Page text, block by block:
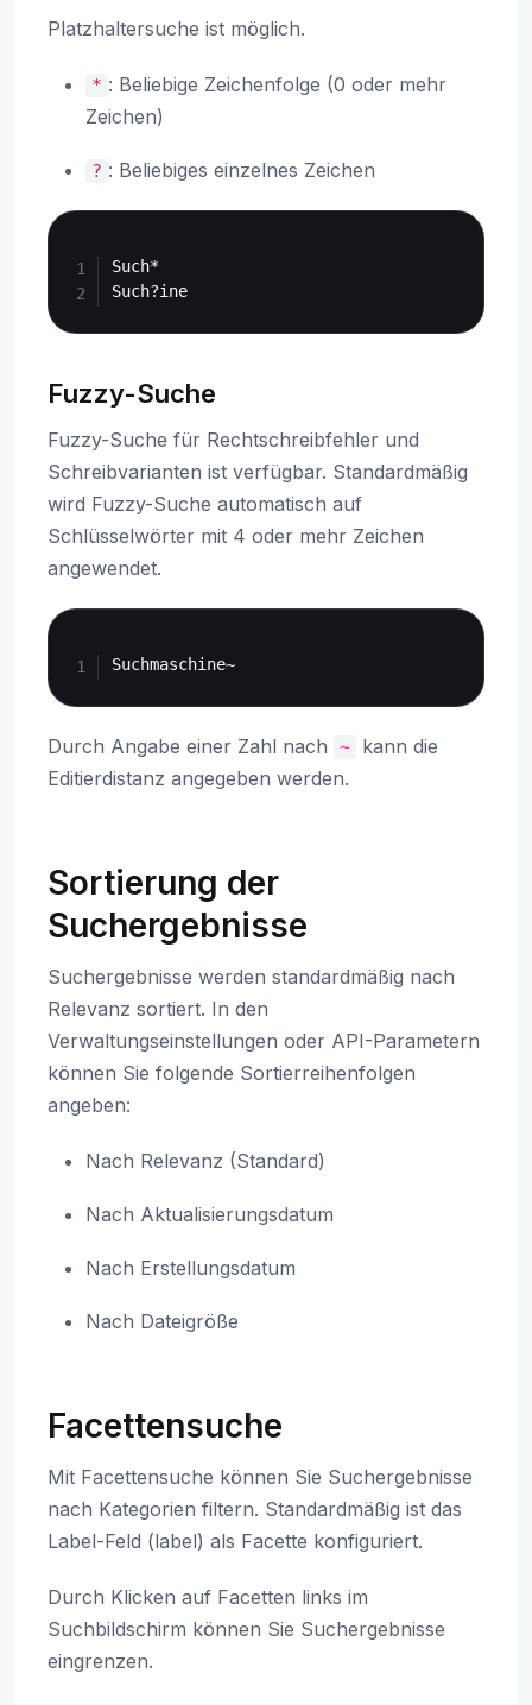
Platzhaltersuche ist möglich.
* : Beliebige Zeichenfolge (0 oder mehr
Zeichen)
? : Beliebiges einzelnes Zeichen
Such*
Fuzzy-Suche
Fuzzy-Suche für Rechtschreibfehler und
Schreibvarianten ist verfügbar. Standardmäßig
wird Fuzzy-Suche automatisch auf
Schlüsselwörter mit 4 oder mehr Zeichen
angewendet.
Durch Angabe einer Zahl nach ~
kann die
Editierdistanz angegeben werden.
Sortierung der
Suchergebnisse
Suchergebnisse werden standardmäßig nach
Relevanz sortiert. In den
Verwaltungseinstellungen oder API-Parametern
können Sie folgende Sortierreihenfolgen
angeben:
Nach Relevanz (Standard)
Nach Aktualisierungsdatum
Nach Erstellungsdatum
Nach Dateigröße
Facettensuche
Mit Facettensuche können Sie Suchergebnisse
nach Kategorien filtern. Standardmäßig ist das
Label-Feld (label) als Facette konfiguriert.
Durch Klicken auf Facetten links im
Suchbildschirm können Sie Suchergebnisse
eingrenzen.